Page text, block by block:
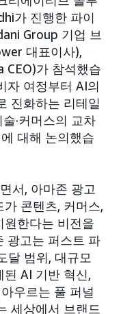
가 진행한 파이
Group 기업 브
대표이사),
CEO)가 참석했습
자 여정부터 AI의
진화하는 리테일
·커머스의 교차
대해 논의했습
서, 아마존 광고
콘텐츠, 커머스,
원한다는 비전을
광고는 퍼스트 파
달 범위, 대규모
AI 기반 혁신,
우르는 풀 퍼널
세상에서 브랜드